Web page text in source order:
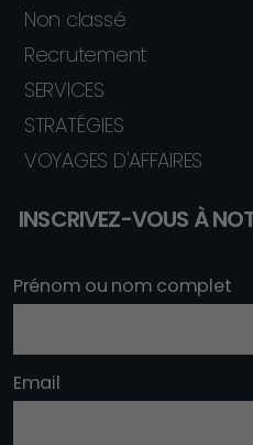
Non classé
Recrutement
SERVICES
STRATÉGIES
VOYAGES D'AFFAIRES
INSCRIVEZ-VOUS À
Prénom ou nom complet
Email